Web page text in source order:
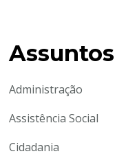
Assuntos
Administração
Assistência Social
Cidadania